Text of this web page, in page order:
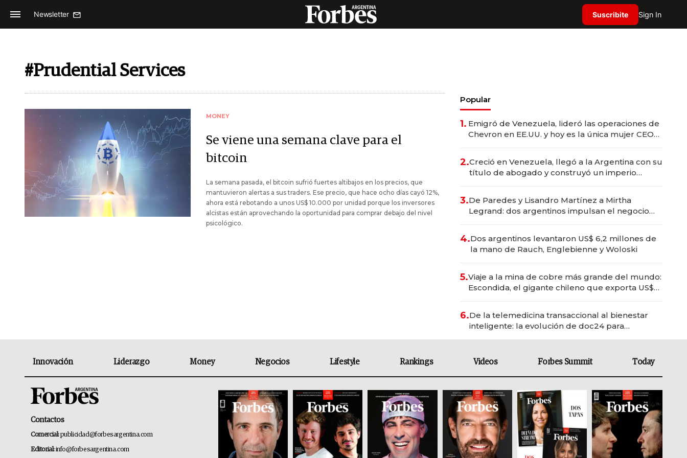
Newsletter Suscribite Sign In
#Prudential Services
MONEY
Se viene una semana clave para el
bitcoin
La semana pasada, el bitcoin sufrió fuertes altibajos en los precios, que
mantuvieron alertas a sus traders. Ese precio, que hace ocho días cayó 12%,
ahora está rebotando a unos US$ 10.000 por unidad porque los inversores
alcistas están aprovechando la oportunidad para comprar debajo del nivel
psicológico.
Popular
1. Emigró de Venezuela, lideró las operaciones de
Chevron en EE.UU. y hoy es la única mujer CEO
2.Creció en Venezuela, llegó a la Argentina con su
título de abogado y construyó un imperio
3.De Paredes y Lisandro Martínez a Mirtha
Legrand: dos argentinos impulsan el negocio
4.Dos argentinos levantaron US$ 6,2 millones de
la mano de Rauch, Englebienne y Woloski
5.Viaje a la mina de cobre más grande del mundo:
Escondida, el gigante chileno que exporta US$
6.De la telemedicina transaccional al bienestar
inteligente: la evolución de doc24 para
Innovación Liderazgo Money Negocios Lifestyle Rankings Videos Forbes Summit Today
Contactos
Comercial:publicidad@forbesargentina.com
Editorial:info@forbesargentina.com